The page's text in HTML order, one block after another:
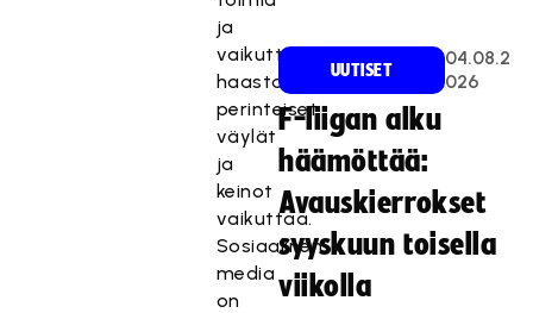
ja
vaikuttaa,
haastaa
perinteiset
väylät
ja
keinot
vaikuttaa.
Sosiaalinen
media
on
UUTISET
04.08.2
026
F-liigan alku
häämöttää:
Avauskierrokset
syyskuun toisella
viikolla